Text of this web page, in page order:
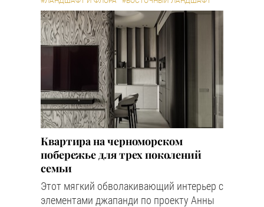
Квартира на черноморском
побережье для трех поколений
семьи
Этот мягкий обволакивающий интерьер с
элементами джапанди по проекту Анны